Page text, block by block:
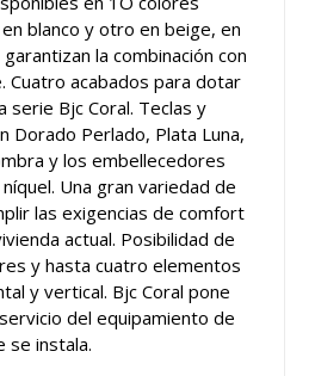
blanco y otro en beige, en
la combinación con
Cuatro acabados para dotar
serie Bjc Coral. Teclas y
Dorado Perlado, Plata Luna,
y los embellecedores
Una gran variedad de
las exigencias de comfort
actual. Posibilidad de
y hasta cuatro elementos
y vertical. Bjc Coral pone
del equipamiento de
se instala.